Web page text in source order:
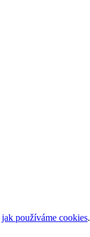
jak používáme cookies.